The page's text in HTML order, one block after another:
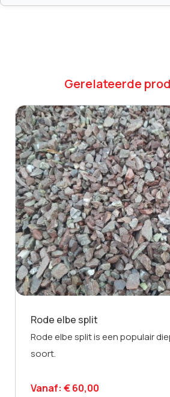
Gerelateerde
Rode elbe split
Rode elbe split is een populair
soort.
Vanaf: €60,00